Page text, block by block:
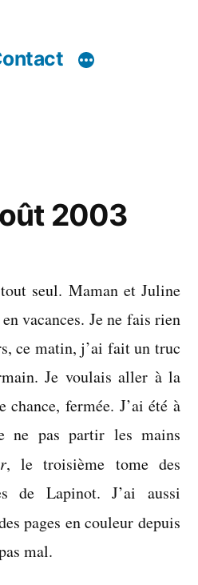
2003
seul. Maman et Juline
vacances. Je ne fais rien
ce matin, j’ai fait un truc
Je voulais aller à la
chance, fermée. J’ai été à
ne pas partir les mains
, le troisième tome des
de Lapinot. J’ai aussi
pages en couleur depuis
mal.